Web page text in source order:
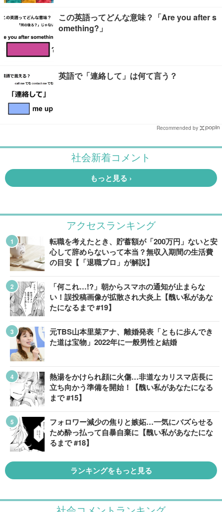
この英語ってどんな意味？「Are you after s
omething?」
英語で「連絡して」は何て言う？
Recommended by
アクセスランキング
転職を考えたとき、貯蓄額が「200万円」ないと安
心して辞めらないって本当？無収入期間の生活費
の目安【「退職プロ」が解説】
「何これ…!?」朝からスマホの通知が止まらな
い！誤投稿画像が拡散され大炎上【醜い私があな
たになるまで #19】
元TBS山本里菜アナ、離婚発表「ともに歩んでき
た道は宝物」2022年に一般男性と結婚
熱湯をかけられ顔に火傷…非道なカリスマ店長に
立ち向かう準備を開始！【醜い私があなたになる
まで #15】
フォロワー減少の焦りと嫉妬…一気にバズらせる
ため酔っ払って自暴自棄に【醜い私があなたにな
るまで #18】
ランキングをもっと見る